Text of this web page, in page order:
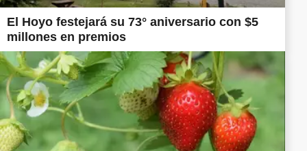
El Hoyo festejará su 73° aniversario con $5
millones en premios